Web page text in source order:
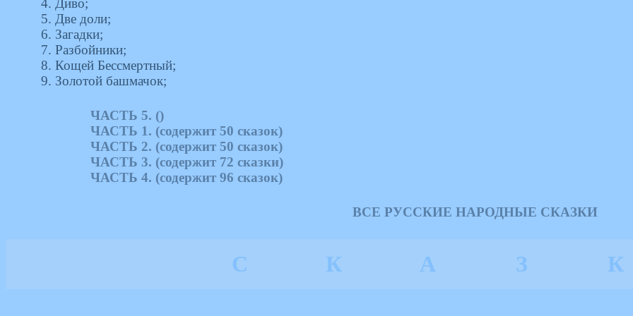
4. Диво;
5. Две доли;
6. Загадки;
7. Разбойники;
8. Кощей Бессмертный;
9. Золотой башмачок;
ЧАСТЬ 5. ()
ЧАСТЬ 1. (содержит 50 сказок)
ЧАСТЬ 2. (содержит 50 сказок)
ЧАСТЬ 3. (содержит 72 сказки)
ЧАСТЬ 4. (содержит 96 сказок)
ВСЕ РУССКИЕ НАРОДНЫЕ СКАЗКИ
С К А З К